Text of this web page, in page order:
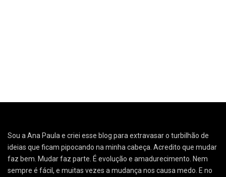
Sou a Ana Paula e criei esse blog para extravasar o turbilhão de
ideias que ficam pipocando na minha cabeça. Acredito que mudar
faz bem. Mudar faz parte. É evolução e amadurecimento. Nem
sempre é fácil, e muitas vezes a mudança nos causa medo. E no